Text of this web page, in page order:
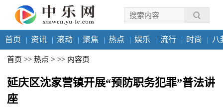
首页 资讯 滚动 聚焦 热点 娱乐 流行 时尚 八
首页 >> 热点 > >> 内容页
延庆区沈家营镇开展“预防职务犯罪”普法讲
座